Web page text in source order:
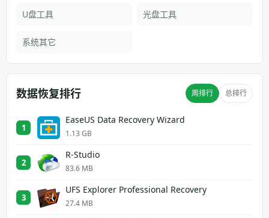
U盘工具 光盘工具
系统其它
数据恢复排行 周排行 总排行
1
EaseUS Data Recovery Wizard
1.13 GB
2
R-Studio
83.6 MB
3
UFS Explorer Professional Recovery
27.4 MB